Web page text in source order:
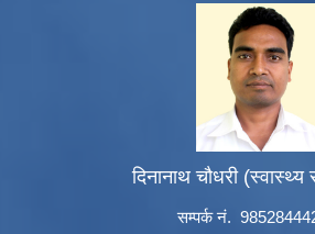
दिनानाथ चौधरी
सम्पर्क नं.